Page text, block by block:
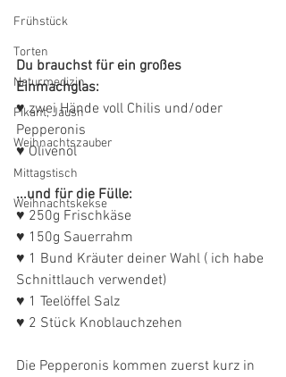
Frühstück
Torten
Naturmedizin
Pikant, Jausn'
Weihnachtszauber
Mittagstisch
Weihnachtskekse
Du brauchst für ein großes
Einmachglas:
♥ zwei Hände voll Chilis und/oder
Pepperonis
♥ Olivenöl
...und für die Fülle:
♥ 250g Frischkäse
♥ 150g Sauerrahm
♥ 1 Bund Kräuter deiner Wahl ( ich habe
Schnittlauch verwendet)
♥ 1 Teelöffel Salz
♥ 2 Stück Knoblauchzehen
Die Pepperonis kommen zuerst kurz in